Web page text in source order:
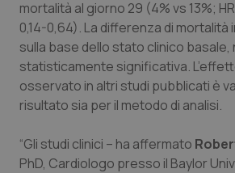
Salute orale & impianti
Sangue & coagulazione
Tumore al seno
mortalità al giorno 29 (4% vs 13%;
0,14-0,64). La differenza di
sulla base dello stato clinico basale,
statisticamente significativa.
osservato in altri studi pubblicati è
risultato sia per il metodo di analisi.
“Gli studi clinici – ha affermato
PhD, Cardiologo presso il Baylor